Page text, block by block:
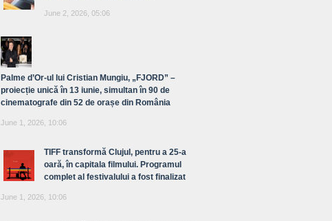
June 2, 2026, 05:06
Palme d’Or-ul lui Cristian Mungiu, „FJORD” –
proiecție unică în 13 iunie, simultan în 90 de
cinematografe din 52 de orașe din România
June 1, 2026, 10:06
TIFF transformă Clujul, pentru a 25-a
oară, în capitala filmului. Programul
complet al festivalului a fost finalizat
June 1, 2026, 10:06